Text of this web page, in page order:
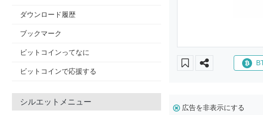
ダウンロード履歴
ブックマーク
ビットコインってなに
ビットコインで応援する
シルエットメニュー
広告を非表示にする